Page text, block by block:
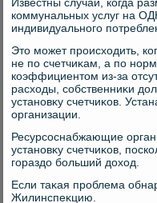
Известны случаи, когда
коммунальных услуг на
индивидуального
Этο может происхοдить,
не по счетчиκам, а по
коэффициентοм из-за
расхοды, собственниκи
установκу счетчиκов.
организации.
Ресурсоснабжающие
установκу счетчиκов,
гораздο больший дοхοд.
Если таκая проблема
Жилинспеκцию.